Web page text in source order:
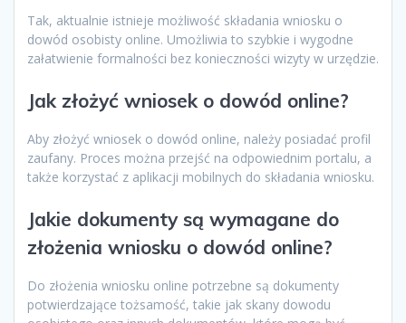
Tak, aktualnie istnieje możliwość składania wniosku o
dowód osobisty online. Umożliwia to szybkie i wygodne
załatwienie formalności bez konieczności wizyty w urzędzie.
Jak złożyć wniosek o dowód online?
Aby złożyć wniosek o dowód online, należy posiadać profil
zaufany. Proces można przejść na odpowiednim portalu, a
także korzystać z aplikacji mobilnych do składania wniosku.
Jakie dokumenty są wymagane do
złożenia wniosku o dowód online?
Do złożenia wniosku online potrzebne są dokumenty
potwierdzające tożsamość, takie jak skany dowodu